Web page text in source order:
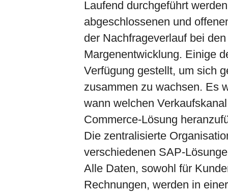
Laufend durchgeführt
abgeschlossenen und
der Nachfrageverlauf bei
Margenentwicklung. Einige
Verfügung gestellt, um sich
zusammen zu wachsen. Es
wann welchen
Commerce-Lösung
Die zentralisierte
verschiedenen SAP-
Alle Daten, sowohl für
Rechnungen, werden in